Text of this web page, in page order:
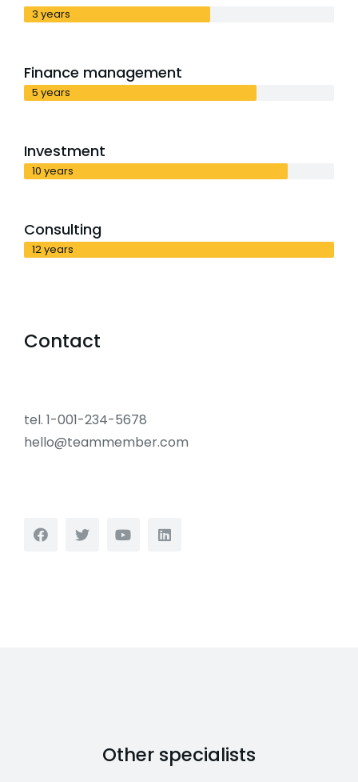
3 years
Finance management
5 years
Investment
10 years
Consulting
12 years
Contact
tel. 1-001-234-5678
hello@teammember.com
Other specialists